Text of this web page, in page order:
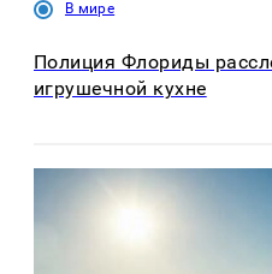
В мире
Полиция Флориды
игрушечной кухне